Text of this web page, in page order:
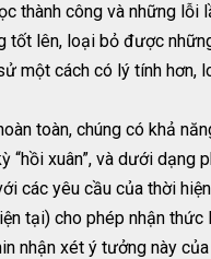
thành công và những lỗi
tốt lên, loại bỏ được
một cách có lý tính hơn,
toàn, chúng có khả
xuân”, và dưới dạng
các yêu cầu của thời
tại) cho phép nhận
nhận xét ý tưởng này